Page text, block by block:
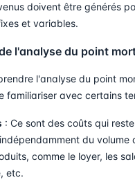
doivent être générés
et variables.
l'analyse du point
l'analyse du point
familiariser avec certains
: Ce sont des coûts qui
du volume
comme le loyer, les
etc.